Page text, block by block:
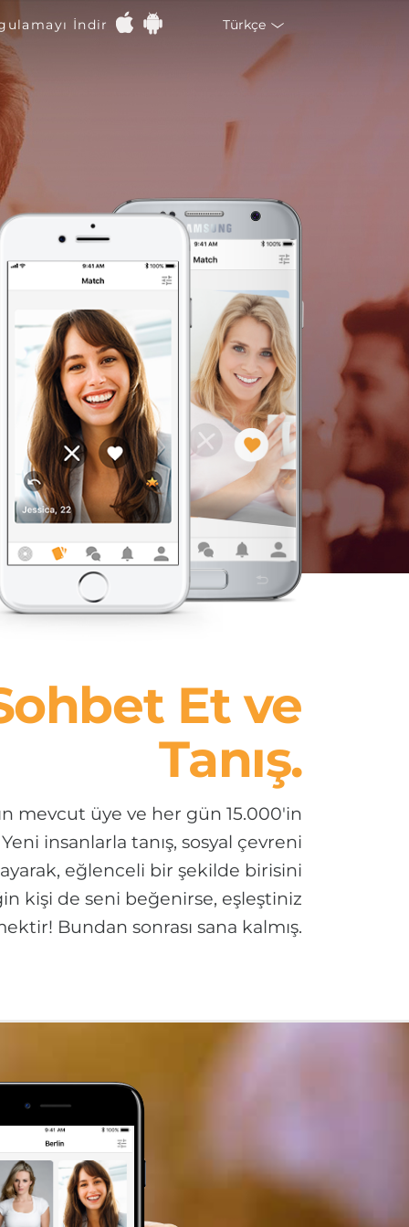
İndir Dil
Türkçe
Et ve
Tanış.
mevcut üye ve her gün 15.000'in
insanlarla tanış, sosyal çevreni
eğlenceli bir şekilde birisini
kişi de seni beğenirse, eşleştiniz
Bundan sonrası sana kalmış.